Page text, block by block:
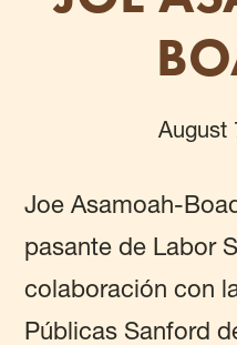
August
Joe Asamoah-
pasante de Labor
colaboración con
Públicas Sanford